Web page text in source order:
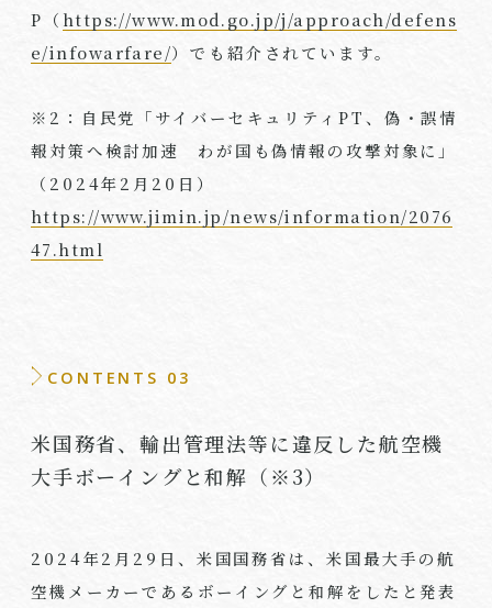
P （ https://www.mod.go.jp/j/approach/defens
e/infowarfare/）でも紹介されています。
※ 2 ：自民党「サイバーセキュリティ PT、偽・誤情
報対策へ検討加速 わが国も偽情報の攻撃対象に」
（ 2024年2 月 20 日）
https://www.jimin.jp/news/information/2076
47.html
CONTENTS 03
米国務省、輸出管理法等に違反した航空機
大手ボーイングと和解（※3）
2024年2 月 29 日、米国国務省は、米国最大手の航
空機メーカーであるボーイングと和解をしたと発表